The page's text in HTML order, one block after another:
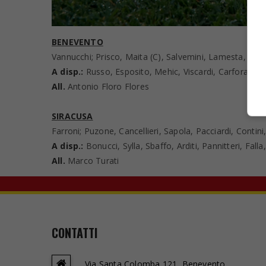
BENEVENTO
Vannucchi; Prisco, Maita (C), Salvemini, Lamesta,
A disp.: Russo, Esposito, Mehic, Viscardi, Carfora,
All. Antonio Floro Flores
SIRACUSA
Farroni; Puzone, Cancellieri, Sapola, Pacciardi,
A disp.: Bonucci, Sylla, Sbaffo, Arditi, Pannitteri,
All. Marco Turati
CONTATTI